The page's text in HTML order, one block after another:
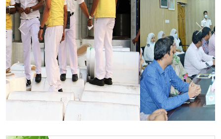
Previous Next